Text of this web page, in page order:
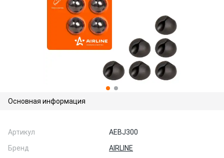
Основная информация
Артикул
AEBJ300
Бренд
AIRLINE